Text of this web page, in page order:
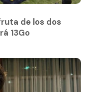
de los dos
13Go